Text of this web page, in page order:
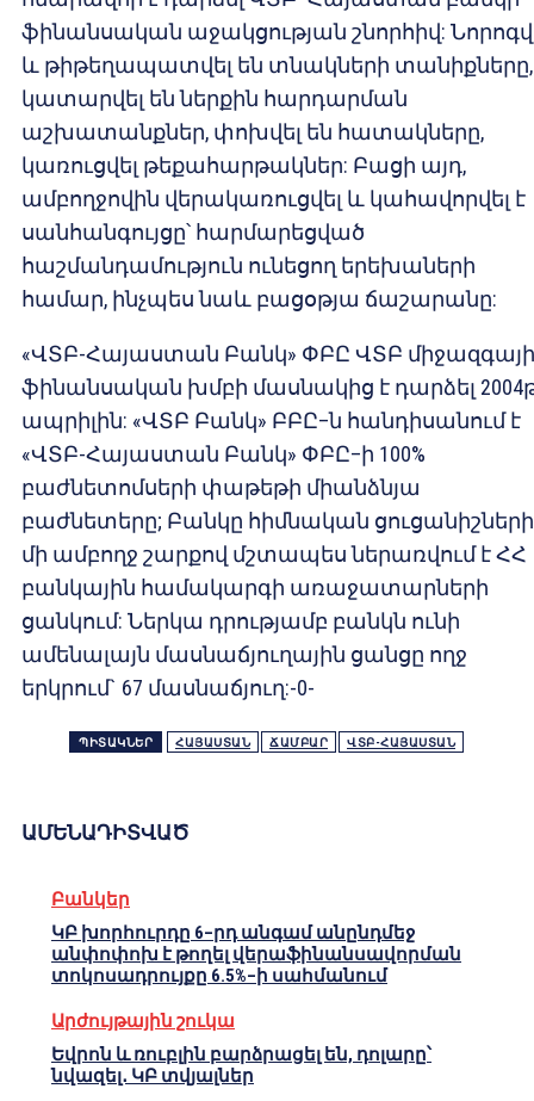
ֆինանսական աջակցության շնորհիվ:
և թիթեղապատվել են տնակների տանիքները,
կատարվել են ներքին հարդարման
աշխատանքներ, փոխվել են հատակները,
կառուցվել թեքահարթակներ: Բացի այդ,
ամբողջովին վերակառուցվել և կահավորվել է
սանհանգույցը՝ հարմարեցված
հաշմանդամություն ունեցող երեխաների
համար, ինչպես նաև բացօթյա ճաշարանը:
«ՎՏԲ-Հայաստան Բանկ» ՓԲԸ ՎՏԲ
ֆինանսական խմբի մասնակից է դարձել
ապրիլին: «ՎՏԲ Բանկ» ԲԲԸ–ն հանդիսանում է
«ՎՏԲ-Հայաստան Բանկ» ՓԲԸ–ի 100%
բաժնետոմսերի փաթեթի միանձնյա
բաժնետերը; Բանկը հիմնական ցուցանիշների
մի ամբողջ շարքով մշտապես ներառվում է ՀՀ
բանկային համակարգի առաջատարների
ցանկում: Ներկա դրությամբ բանկն ունի
ամենալայն մասնաճյուղային ցանցը ողջ
երկրում` 67 մասնաճյուղ:-0-
ՊԻՏԱԿՆԵՐ ՀԱՅԱՍՏԱՆ ՃԱՄԲԱՐ ՎՏԲ-ՀԱՅԱՍՏԱՆ
ԱՄԵՆԱԴԻՏՎԱԾ
Բանկեր
ԿԲ խորհուրդը 6–րդ անգամ անընդմեջ
անփոփոխ է թողել վերաֆինանսավորման
տոկոսադրույքը 6.5%–ի սահմանում
Արժույթային շուկա
Եվրոն և ռուբլին բարձրացել են, դոլարը՝
նվազել․ ԿԲ տվյալներ